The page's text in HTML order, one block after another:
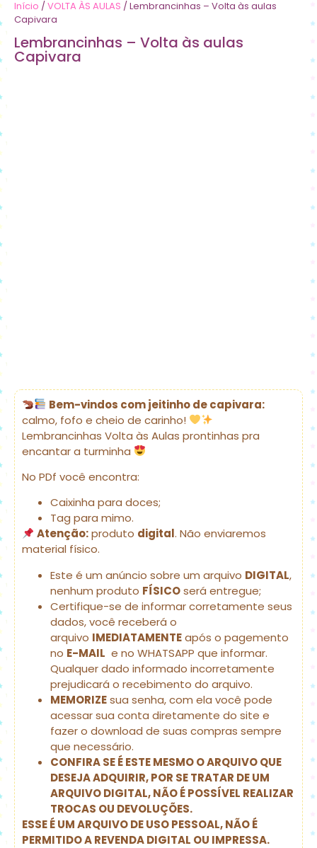
Início /VOLTA ÀS AULAS / Lembrancinhas – Volta às aulas
Capivara
Lembrancinhas – Volta às aulas
Capivara
Bem-vindos com jeitinho de capivara:
calmo, fofo e cheio de carinho!
Lembrancinhas Volta às Aulas prontinhas pra
encantar a turminha
No PDf você encontra:
Caixinha para doces;
Tag para mimo.
Atenção:produto digital. Não enviaremos
material físico.
Este é um anúncio sobre um arquivo DIGITAL,
nenhum produto FÍSICOserá entregue;
Certifique-se de informar corretamente seus
dados, você receberá o
arquivo IMEDIATAMENTEapós o pagemento
no E-MAIL e no WHATSAPP que informar.
Qualquer dado informado incorretamente
prejudicará o recebimento do arquivo.
MEMORIZEsua senha, com ela você pode
acessar sua conta diretamente do site e
fazer o download de suas compras sempre
que necessário.
CONFIRA SE É ESTE MESMO O ARQUIVO QUE
DESEJA ADQUIRIR, POR SE TRATAR DE UM
ARQUIVO DIGITAL, NÃO É POSSÍVEL REALIZAR
TROCAS OU DEVOLUÇÕES.
ESSE É UM ARQUIVO DE USO PESSOAL, NÃO É
PERMITIDO A REVENDA DIGITAL OU IMPRESSA.